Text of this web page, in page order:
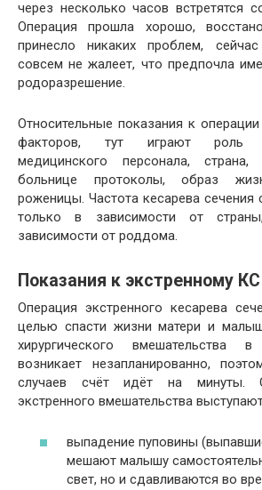
через несколько часов встретятся
Операция прошла хорошо,
принесло никаких проблем,
совсем не жалеет, что предпочла
родоразрешение.
Относительные показания к
факторов, тут играют роль
медицинского персонала,
больнице протоколы, образ
роженицы. Частота кесарева сечения
только в зависимости от
зависимости от роддома.
Показания к экстренному КС
Операция экстренного кесарева
целью спасти жизни матери и
хирургического вмешательства
возникает незапланированно,
случаев счёт идёт на минуты.
экстренного вмешательства
выпадение пуповины
мешают малышу
свет, но и сдавливаются во